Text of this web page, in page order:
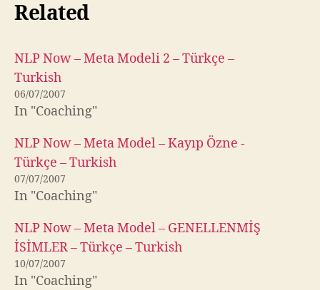
Related
NLP Now – Meta Modeli 2 – Türkçe –
Turkish
06/07/2007
In "Coaching"
NLP Now – Meta Model – Kayıp Özne -
Türkçe – Turkish
07/07/2007
In "Coaching"
NLP Now – Meta Model – GENELLENMİŞ
İSİMLER – Türkçe – Turkish
10/07/2007
In "Coaching"